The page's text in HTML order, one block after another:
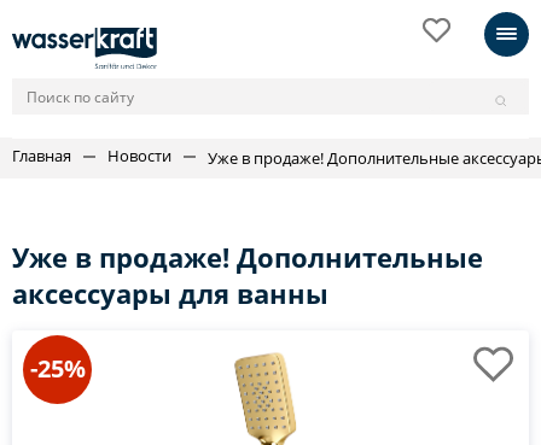
Главная Новости Уже в продаже! Дополнительные
Уже в продаже! Дополнительные
аксессуары для ванны
-25%